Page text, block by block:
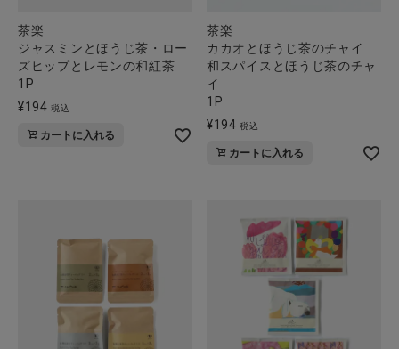
茶楽
ジャスミンとほうじ茶・ロー
ズヒップとレモンの和紅茶
1P
¥194 税込
カートに入れる
茶楽
カカオとほうじ茶のチャイ
和スパイスとほうじ茶のチャ
イ
1P
¥194 税込
カートに入れる